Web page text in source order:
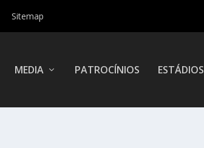
Sitemap
MEDIA PATROCÍNIOS ESTÁDIOS